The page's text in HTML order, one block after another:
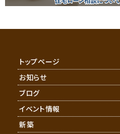
トップページ
お知らせ
ブログ
イベント情報
新築